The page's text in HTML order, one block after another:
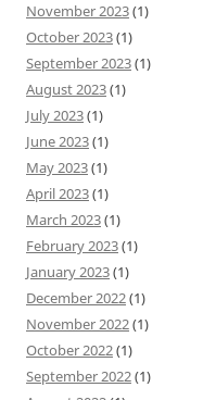
November 2023(1)
October 2023(1)
September 2023(1)
August 2023(1)
July 2023(1)
June 2023(1)
May 2023(1)
April 2023(1)
March 2023(1)
February 2023(1)
January 2023(1)
December 2022(1)
November 2022(1)
October 2022(1)
September 2022(1)